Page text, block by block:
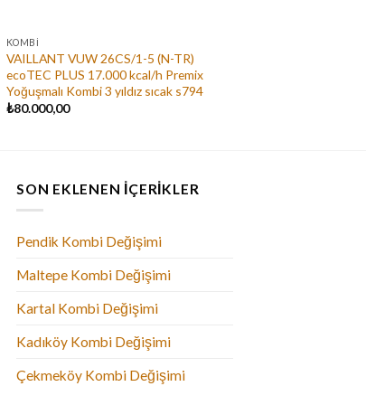
KOMBI
VAILLANT VUW 26CS/1-5 (N-TR)
ecoTEC PLUS 17.000 kcal/h Premix
Yoğuşmalı Kombi 3 yıldız sıcak s794
₺80.000,00
SON EKLENEN İÇERIKLER
Pendik Kombi Değişimi
Maltepe Kombi Değişimi
Kartal Kombi Değişimi
Kadıköy Kombi Değişimi
Çekmeköy Kombi Değişimi